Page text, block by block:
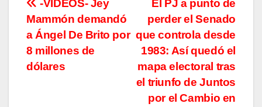
Navegación
de
entradas
El PJ a punto de
perder el Senado
que controla desde
1983: Así quedó el
mapa electoral tras
el triunfo de Juntos
por el Cambio en
-VIDEOS- Jey
Mammón demandó
a Ángel De Brito por
8 millones de
dólares